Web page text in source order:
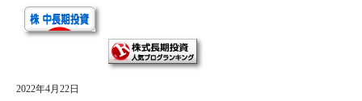
2022年4月22日